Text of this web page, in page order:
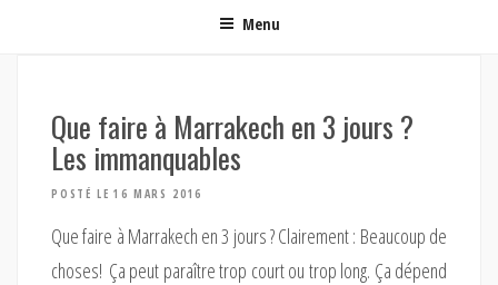
Menu
Que faire à Marrakech en 3 jours ?
Les immanquables
POSTÉ LE 16 MARS 2016
Que faire à Marrakech en 3 jours ? Clairement : Beaucoup de
choses! Ça peut paraître trop court ou trop long. Ça dépend